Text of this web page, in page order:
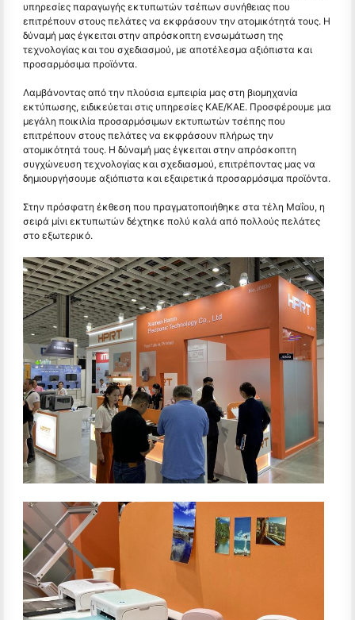
υπηρεσίες παραγωγής εκτυπωτών τσέπων συνήθειας που
επιτρέπουν στους πελάτες να εκφράσουν την ατομικότητά τους. Η
δύναμή μας έγκειται στην απρόσκοπτη ενσωμάτωση της
τεχνολογίας και του σχεδιασμού, με αποτέλεσμα αξιόπιστα και
προσαρμόσιμα προϊόντα.
Λαμβάνοντας από την πλούσια εμπειρία μας στη βιομηχανία
εκτύπωσης, ειδικεύεται στις υπηρεσίες ΚΑΕ/ΚΑΕ. Προσφέρουμε μια
μεγάλη ποικιλία προσαρμόσιμων εκτυπωτών τσέπης που
επιτρέπουν στους πελάτες να εκφράσουν πλήρως την
ατομικότητά τους. Η δύναμή μας έγκειται στην απρόσκοπτη
συγχώνευση τεχνολογίας και σχεδιασμού, επιτρέποντας μας να
δημιουργήσουμε αξιόπιστα και εξαιρετικά προσαρμόσιμα προϊόντα.
Στην πρόσφατη έκθεση που πραγματοποιήθηκε στα τέλη Μαΐου, η
σειρά μίνι εκτυπωτών δέχτηκε πολύ καλά από πολλούς πελάτες
στο εξωτερικό.